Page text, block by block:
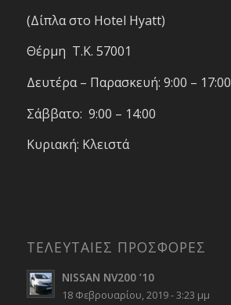
(Δίπλα στο Hotel Hyatt)
Θέρμη T.K. 57001
Δευτέρα – Παρασκευή: 9:00 – 17:00
Σάββατο: 9:00 – 14:00
Κυριακή: Κλειστά
ΤΕΛΕΥΤΑΙΕΣ ΠΡΟΣΦΟΡΕΣ
NISSAN NV200 ’10
18 Φεβρουαρίου, 2019 - 3:23 μμ